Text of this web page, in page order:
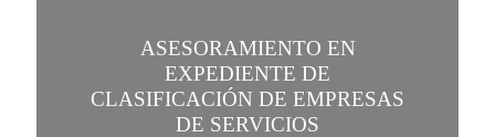
ASESORAMIENTO EN
EXPEDIENTE DE
CLASIFICACIÓN DE EMPRESAS
DE SERVICIOS